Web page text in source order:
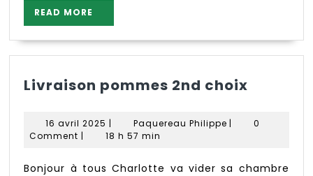
READ MORE
MORE
Livraison pommes 2nd choix
2nd
16 avril 2025 16
avril
| Paquereau PhilippePaquereau
|
0
Comment | 18 h 57 min
Bonjour à tous Charlotte va vider sa chambre